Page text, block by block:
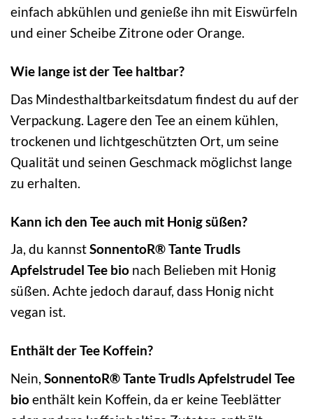
einfach abkühlen und genieße ihn mit Eiswürfeln
und einer Scheibe Zitrone oder Orange.
Wie lange ist der Tee haltbar?
Das Mindesthaltbarkeitsdatum findest du auf der
Verpackung. Lagere den Tee an einem kühlen,
trockenen und lichtgeschützten Ort, um seine
Qualität und seinen Geschmack möglichst lange
zu erhalten.
Kann ich den Tee auch mit Honig süßen?
Ja, du kannstSonnentoR® Tante Trudls
Apfelstrudel Tee bio nach Belieben mit Honig
süßen. Achte jedoch darauf, dass Honig nicht
vegan ist.
Enthält der Tee Koffein?
Nein, SonnentoR® Tante Trudls Apfelstrudel Tee
bioenthält kein Koffein, da er keine Teeblätter